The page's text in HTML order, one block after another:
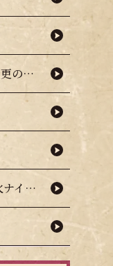
【重要】ホームゲーム入場時間変更のお知らせ（熱中症対策について）
開催決定‼8月16日(日) 『牛久花火ナイター』🎇🧨